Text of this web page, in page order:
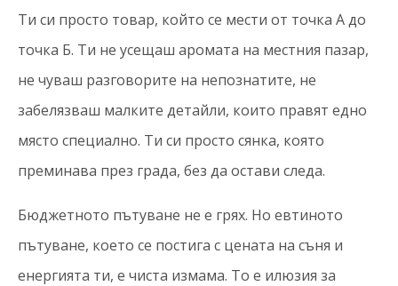
Ти си просто товар, който се мести от точка А до
точка Б. Ти не усещаш аромата на местния пазар,
не чуваш разговорите на непознатите, не
забелязваш малките детайли, които правят едно
място специално. Ти си просто сянка, която
преминава през града, без да остави следа.
Бюджетното пътуване не е грях. Но евтиното
пътуване, което се постига с цената на съня и
енергията ти, е чиста измама. То е илюзия за